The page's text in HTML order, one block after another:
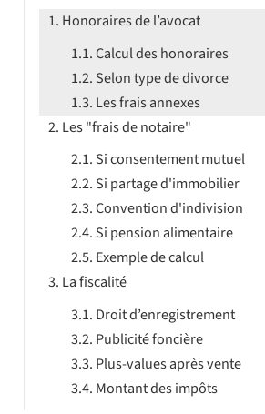
Honoraires de l’avocat
Calcul des honoraires
Selon type de divorce
Les frais annexes
Les "frais de notaire"
Si consentement mutuel
Si partage d'immobilier
Convention d'indivision
Si pension alimentaire
Exemple de calcul
La fiscalité
Droit d’enregistrement
Publicité foncière
Plus-values après vente
Montant des impôts